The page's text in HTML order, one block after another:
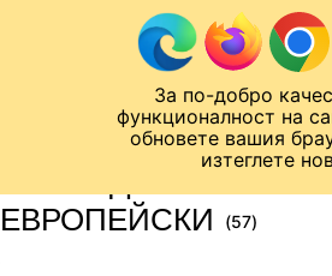
За по-добро
функционалност на
обновете вашия
изтеглете
Към съдържанието
Лига на Конференциите
ЕВРОПЕЙСКИ
(57)